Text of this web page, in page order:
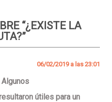
“¿EXISTE LA
”
06/02/2019 a las 23:01
Algunos
útiles para un